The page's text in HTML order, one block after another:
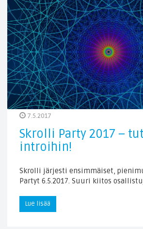
7.5.2017
Skrolli Party 2017 –
introihin!
Skrolli järjesti ensimmäiset,
Partyt 6.5.2017. Suuri kiitos
Lue lisää